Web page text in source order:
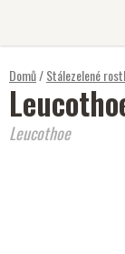
Domů/Stálezelené
Leucothoe